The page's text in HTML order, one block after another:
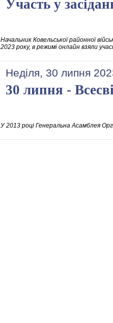
Участь у
Начальник Ковельської районної
2023 року, в режимі онлайн взяли
Неділя, 30 липня
30 липня -
У 2013 році Генеральна Асамблея